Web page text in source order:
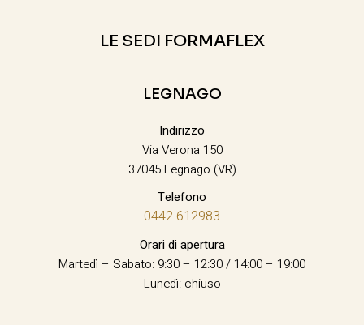
LE SEDI FORMAFLEX
LEGNAGO
Indirizzo
Via Verona 150
37045 Legnago (VR)
Telefono
0442 612983
Orari di apertura
Martedì – Sabato: 9:30 – 12:30 / 14:00 – 19:00
Lunedì: chiuso